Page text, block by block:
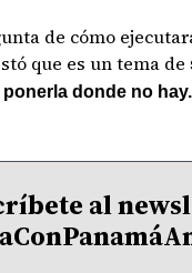
de cómo
que es un tema de
donde no hay.
al